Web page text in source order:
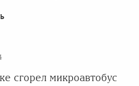
сгорел микроавтобус